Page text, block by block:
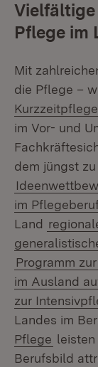
Pflege im
Mit
die Pflege –
Kurzzeitpflege
im Vor- und
dem jüngst
im
Land
Programm
im Ausland
zur
Landes im
Pflege
Berufsbild